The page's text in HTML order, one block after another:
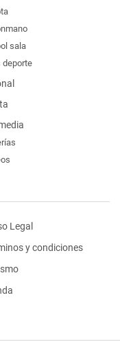
sala
deporte
Legal
y condiciones